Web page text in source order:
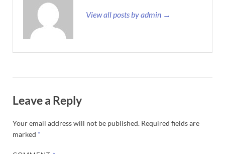
View all posts by admin →
Leave a Reply
Your email address will not be published. Required fields are
marked *